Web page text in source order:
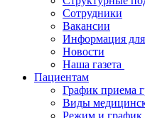
Сотрудники
Вакансии
Информация для
Новости
​​Наша газета
Пациентам
График приема
Виды
Режим и график